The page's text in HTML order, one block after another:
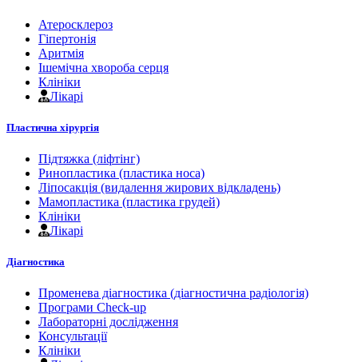
Атеросклероз
Гіпертонія
Аритмія
Ішемічна хвороба серця
Клініки
Лікарі
Пластична хірургія
Підтяжка (ліфтінг)
Ринопластика (пластика носа)
Ліпосакція (видалення жирових відкладень)
Мамопластика (пластика грудей)
Клініки
Лікарі
Діагностика
Променева діагностика (діагностична радіологія)
Програми Check-up
Лабораторні дослідження
Консультації
Клініки